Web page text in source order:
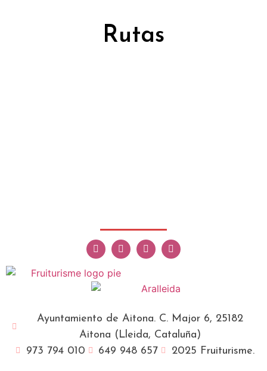
Rutas
Ayuntamiento de Aitona. C. Major 6, 25182
Aitona (Lleida, Cataluña)
973 794 010
649 948 657 2025 Fruiturisme.